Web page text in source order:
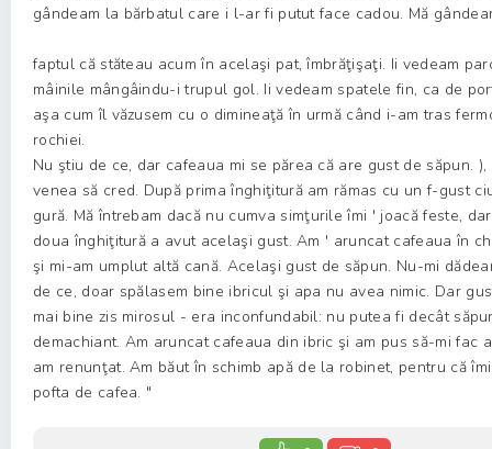
gândeam la bărbatul care i l-ar fi putut face cadou. Mă
faptul că stăteau acum în acelaşi pat, îmbrăţişaţi. Ii vedeam
mâinile mângâindu-i trupul gol. Ii vedeam spatele fin, ca de
aşa cum îl văzusem cu o dimineaţă în urmă când i-am tras
rochiei.
Nu ştiu de ce, dar cafeaua mi se părea că are gust de săpun. ),
venea să cred. După prima înghiţitură am rămas cu un f-gust
gură. Mă întrebam dacă nu cumva simţurile îmi ' joacă feste,
doua înghiţitură a avut acelaşi gust. Am ' aruncat cafeaua în
şi mi-am umplut altă cană. Acelaşi gust de săpun. Nu-mi
de ce, doar spălasem bine ibricul şi apa nu avea nimic. Dar
mai bine zis mirosul - era inconfundabil: nu putea fi decât
demachiant. Am aruncat cafeaua din ibric şi am pus să-mi fac
am renunţat. Am băut în schimb apă de la robinet, pentru că
pofta de cafea. "